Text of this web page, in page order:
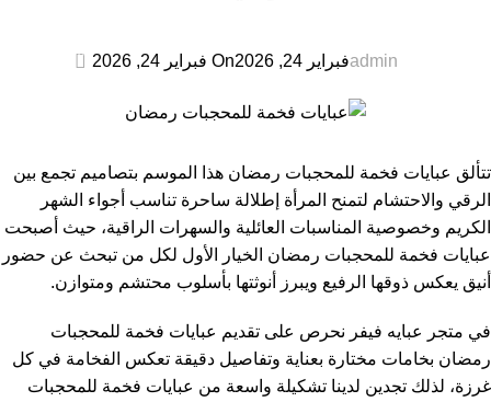
adminفبراير 24, 2026 On فبراير 24, 2026 0
تتألق عبايات فخمة للمحجبات رمضان هذا الموسم بتصاميم تجمع بين
الرقي والاحتشام لتمنح المرأة إطلالة ساحرة تناسب أجواء الشهر
الكريم وخصوصية المناسبات العائلية والسهرات الراقية، حيث أصبحت
عبايات فخمة للمحجبات رمضان الخيار الأول لكل من تبحث عن حضور
أنيق يعكس ذوقها الرفيع ويبرز أنوثتها بأسلوب محتشم ومتوازن.
في متجر عبايه فيفر نحرص على تقديم عبايات فخمة للمحجبات
رمضان بخامات مختارة بعناية وتفاصيل دقيقة تعكس الفخامة في كل
غرزة، لذلك تجدين لدينا تشكيلة واسعة من عبايات فخمة للمحجبات